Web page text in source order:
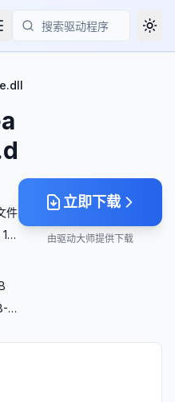
搜索
件
7, 2082, 1008, 6611
2025-08-23
立即下载
由驱动大师提供下载